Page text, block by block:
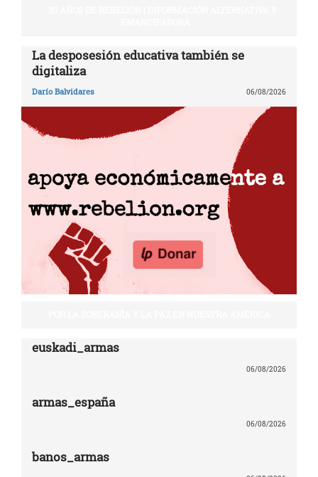
La desposesión educativa también se
digitaliza
Darío Balvidares 06/08/2026
euskadi_armas
06/08/2026
armas_españa
06/08/2026
banos_armas